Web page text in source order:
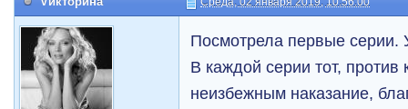
Посмотрела первые серии.
В каждой серии тот, против
неизбежным наказание,